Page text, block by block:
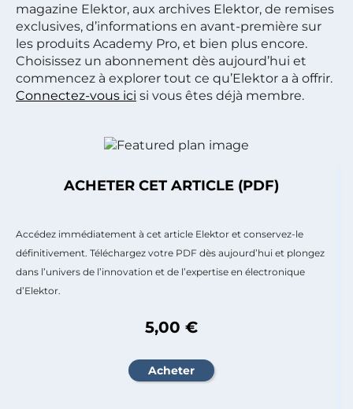
magazine Elektor, aux archives Elektor, de remises
exclusives, d’informations en avant-première sur
les produits Academy Pro, et bien plus encore.
Choisissez un abonnement dès aujourd’hui et
commencez à explorer tout ce qu’Elektor a à offrir.
Connectez-vous ici si vous êtes déjà membre.
ACHETER CET ARTICLE (PDF)
Accédez immédiatement à cet article Elektor et conservez-le
définitivement. Téléchargez votre PDF dès aujourd’hui et plongez
dans l’univers de l’innovation et de l’expertise en électronique
d’Elektor.
5,00 €